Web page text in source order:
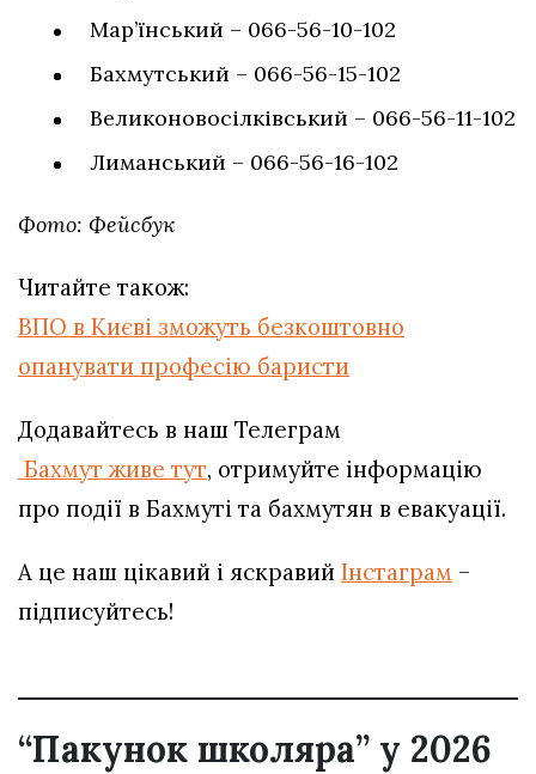
Мар’їнський – 066-56-10-102
Бахмутський – 066-56-15-102
Великоновосілківський – 066-56-11-102
Лиманський – 066-56-16-102
Фото: Фейсбук
Читайте також:
ВПО в Києві зможуть безкоштовно
опанувати професію баристи
Додавайтесь в наш Телеграм
Бахмут живе тут, отримуйте інформацію
про події в Бахмуті та бахмутян в евакуації.
А це наш цікавий і яскравий Інстаграм –
підписуйтесь!
“Пакунок школяра” у 2026